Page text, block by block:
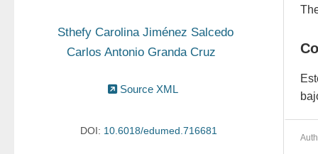
Sthefy Carolina Jiménez Salcedo
Carlos Antonio Granda Cruz
Source XML
DOI: 10.6018/edumed.716681